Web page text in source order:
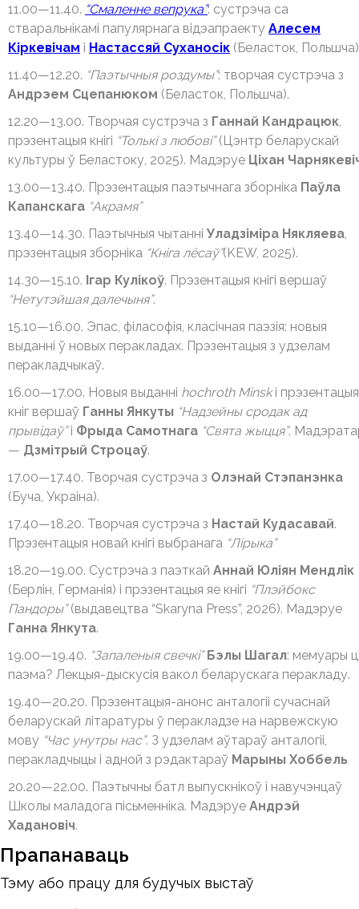
11.00—11.40. “Смаленне вепрука”: сустрэча са
стваральнікамі папулярнага відэапраекту Алесем
Кіркевічам і Настассяй Суханосік (Беласток,
11.40—12.20. “Паэтычныя роздумы”: творчая сустрэча з
Андрэем Сцепанюком (Беласток, Польшча).
12.20—13.00. Творчая сустрэча з Ганнай Кандрацюк,
прэзентацыя кнігі “Толькі з любові”(Цэнтр беларускай
культуры ў Беластоку, 2025). Мадэруе Ціхан
13.00—13.40. Прэзентацыя паэтычнага зборніка Паўла
Капанскага “Акрамя”
13.40—14.30. Паэтычныя чытанні Уладзіміра Някляева,
прэзентацыя зборніка “Кніга лёсаў”(KEW, 2025).
14.30—15.10. Ігар Кулікоў. Прэзентацыя кнігі вершаў
“Нетутэйшая далечыня”.
15.10—16.00. Эпас, філасофія, класічная паэзія: новыя
выданні ў новых перакладах. Прэзентацыя з удзелам
перакладчыкаў.
16.00—17.00. Новыя выданні hochroth Minskі прэзентацыя
кніг вершаў Ганны Янкуты “Надзейны сродак ад
прывідаў”і Фрыда Самотнага “Свята жыцця”.
— Дзмітрый Строцаў.
17.00—17.40. Творчая сустрэча з Олэнай Стэпанэнка
(Буча, Украіна).
17.40—18.20. Творчая сустрэча з Настай Кудасавай.
Прэзентацыя новай кнігі выбранага “Лірыка”
18.20—19.00. Cустрэча з паэткай Аннай Юліян Мендлік
(Берлін, Германія) і прэзентацыя яе кнігі “Плэйбокс
Пандоры”(выдавецтва “Skaryna Press”, 2026). Мадэруе
Ганна Янкута.
19.00—19.40. “Запаленыя свечкі” Бэлы Шагал: мемуары
паэма? Лекцыя-дыскусія вакол беларускага перакладу.
19.40—20.20. Прэзентацыя-анонс анталогіі сучаснай
беларускай літаратуры ў перакладзе на нарвежскую
мову “Час унутры нас”. З удзелам аўтараў анталогіі,
перакладчыцы і адной з рэдактараў Марыны Хоббель
20.20—22.00. Паэтычны батл выпускнікоў і навучэнцаў
Школы маладога пісьменніка. Мадэруе Андрэй
Хадановіч.
Прапанаваць
Тэму або працу для будучых выстаў